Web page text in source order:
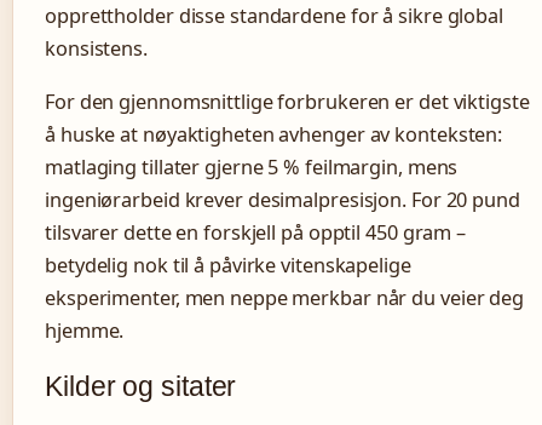
opprettholder disse standardene for å sikre global
konsistens.
For den gjennomsnittlige forbrukeren er det viktigste
å huske at nøyaktigheten avhenger av konteksten:
matlaging tillater gjerne 5 % feilmargin, mens
ingeniørarbeid krever desimalpresisjon. For 20 pund
tilsvarer dette en forskjell på opptil 450 gram –
betydelig nok til å påvirke vitenskapelige
eksperimenter, men neppe merkbar når du veier deg
hjemme.
Kilder og sitater